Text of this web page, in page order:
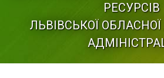
РЕСУРСІВ
ЛЬВІВСЬКОЇ